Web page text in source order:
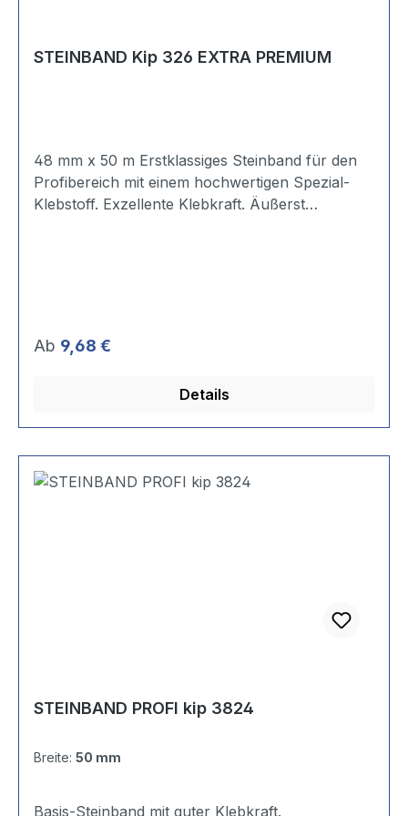
STEINBAND Kip 326 EXTRA PREMIUM
48 mm x 50 m Erstklassiges Steinband für den
Profibereich mit einem hochwertigen Spezial-
Klebstoff. Exzellente Klebkraft. Äußerst
Regulärer Preis:
Ab 9,68 €
Details
STEINBAND PROFI kip 3824
Breite: 50 mm
Basis-Steinband mit guter Klebkraft.